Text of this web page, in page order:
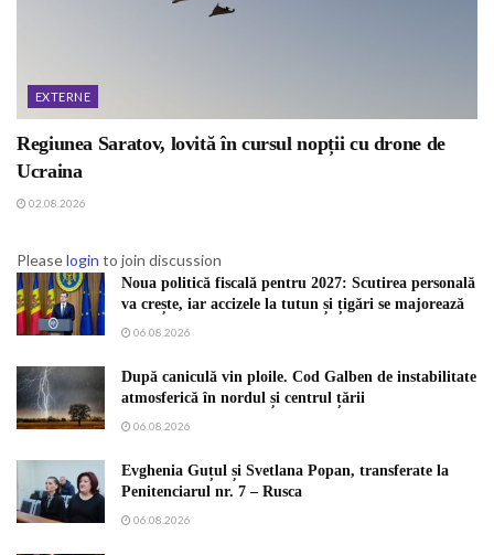
EXTERNE
Regiunea Saratov, lovită în cursul nopții cu drone de
Ucraina
02.08.2026
Pleaselogin to join discussion
Noua politică fiscală pentru 2027: Scutirea personală
va crește, iar accizele la tutun și țigări se majorează
06.08.2026
După caniculă vin ploile. Cod Galben de instabilitate
atmosferică în nordul și centrul țării
06.08.2026
Evghenia Guțul și Svetlana Popan, transferate la
Penitenciarul nr. 7 – Rusca
06.08.2026